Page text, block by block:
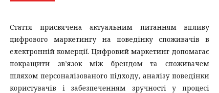
Стаття присвячена актуальним питанням впливу
цифрового маркетингу на поведінку споживачів в
електронній комерції. Цифровий маркетинг допомагає
покращити зв’язок між брендом та споживачем
шляхом персоналізованого підходу, аналізу поведінки
користувачів і забезпеченням зручності у процесі